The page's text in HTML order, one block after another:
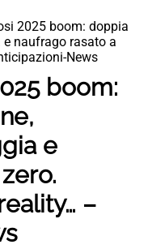
2025 boom: doppia
naufrago rasato a
News
boom:
e
–